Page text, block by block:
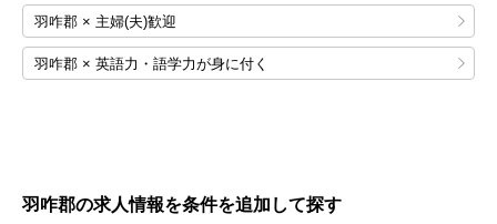
羽咋郡 × 主婦(夫)歓迎
羽咋郡 × 英語力・語学力が身に付く
羽咋郡の求人情報を条件を追加して探す